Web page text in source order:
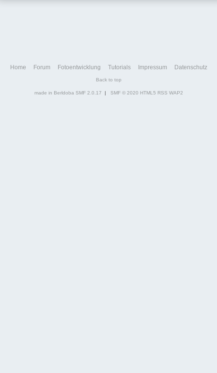
Home Forum Fotoentwicklung Tutorials Impressum Datenschutz
Back to top
made in Berldoba SMF 2.0.17 | SMF © 2020 HTML5 RSS WAP2